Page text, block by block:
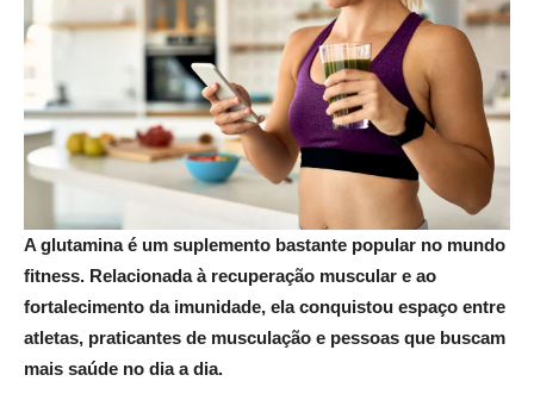
A glutamina é um suplemento bastante popular no mundo
fitness. Relacionada à recuperação muscular e ao
fortalecimento da imunidade, ela conquistou espaço entre
atletas, praticantes de musculação e pessoas que buscam
mais saúde no dia a dia.